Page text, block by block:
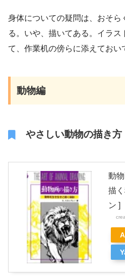
身体についての疑問は、おそら
る。いや、描いてある。イラス
て、作業机の傍らに添えておい
動物編
やさしい動物の描き方
動
描
ン ]